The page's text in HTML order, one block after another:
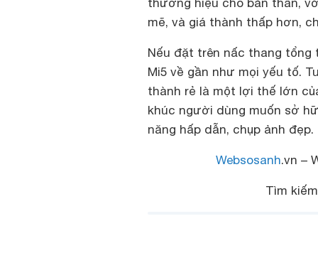
thương hiệu cho bản thân,
mẽ, và giá thành thấp hơn,
Nếu đặt trên nấc thang tổng
Mi5 về gần như mọi yếu tố.
thành rẻ là một lợi thế lớn
khúc người dùng muốn sở
năng hấp dẫn, chụp ảnh đẹp.
Websosanh.vn –
Tìm